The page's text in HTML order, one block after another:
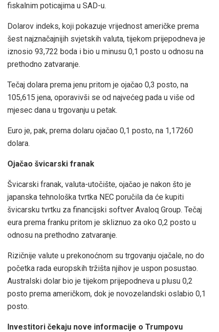
fiskalnim poticajima u SAD-u.
Dolarov indeks, koji pokazuje vrijednost američke prema
šest najznačajnijih svjetskih valuta, tijekom prijepodneva je
iznosio 93,722 boda i bio u minusu 0,1 posto u odnosu na
prethodno zatvaranje.
Tečaj dolara prema jenu pritom je ojačao 0,3 posto, na
105,615 jena, oporavivši se od najvećeg pada u više od
mjesec dana u trgovanju u petak.
Euro je, pak, prema dolaru ojačao 0,1 posto, na 1,17260
dolara.
Ojačao švicarski franak
Švicarski franak, valuta-utočište, ojačao je nakon što je
japanska tehnološka tvrtka NEC poručila da će kupiti
švicarsku tvrtku za financijski softver Avaloq Group. Tečaj
eura prema franku pritom je skliznuo za oko 0,2 posto u
odnosu na prethodno zatvaranje.
Rizičnije valute u prekonoćnom su trgovanju ojačale, no do
početka rada europskih tržišta njihov je uspon posustao.
Australski dolar bio je tijekom prijepodneva u plusu 0,2
posto prema američkom, dok je novozelandski oslabio 0,1
posto.
Investitori čekaju nove informacije o Trumpovu